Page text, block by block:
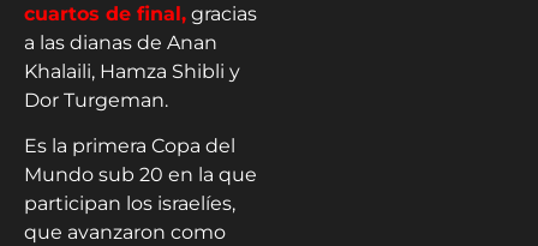
cuartos de final, gracias
a las dianas de Anan
Khalaili, Hamza Shibli y
Dor Turgeman.
Es la primera Copa del
Mundo sub 20 en la que
participan los israelíes,
que avanzaron como